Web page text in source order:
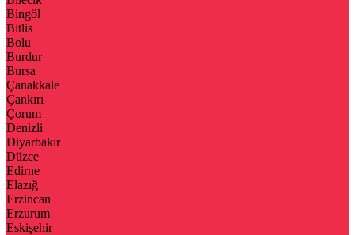
Bingöl
Bitlis
Bolu
Burdur
Bursa
Çanakkale
Çankırı
Çorum
Denizli
Diyarbakır
Düzce
Edirne
Elazığ
Erzincan
Erzurum
Eskişehir